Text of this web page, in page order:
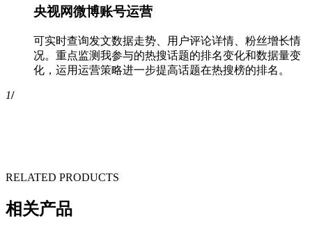
央视网微博账号运营
可实时查询发文数据走势、用户评论详情、粉丝增长情
况。重点监测我参与的热搜话题的排名变化和数据量变
化，运用运营策略进一步提高话题在热搜榜的排名。
1/
RELATED PRODUCTS
相关产品